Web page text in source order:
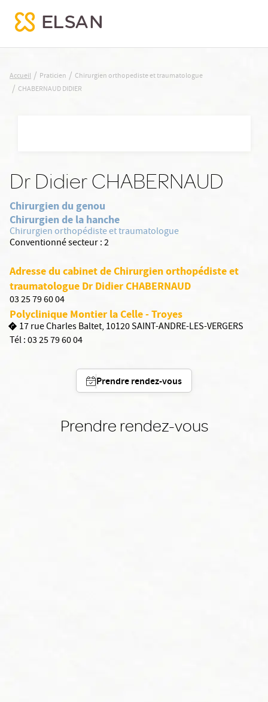
Nx:Aller
CHABERNAUD DIDIER
Accueil / Praticien / Chirurgien orthopediste et traumatologue
/ CHABERNAUD DIDIER
Dr Didier CHABERNAUD
Chirurgien du genou
Chirurgien de la hanche
Chirurgien orthopédiste et traumatologue
Conventionné secteur :2
Adresse du cabinet de Chirurgien orthopédiste et
traumatologue Dr Didier CHABERNAUD
03 25 79 60 04
Polyclinique Montier la Celle - Troyes
17 rue Charles Baltet, 10120 SAINT-ANDRE-LES-VERGERS
Tél :03 25 79 60 04
Prendre rendez-vous
Prendre rendez-vous